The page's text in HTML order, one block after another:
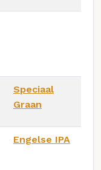
Speciaal
Graan
Engelse IPA